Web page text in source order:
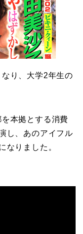
り、大学2年生の
本拠とする消費
し、あのアイフル
なりました。